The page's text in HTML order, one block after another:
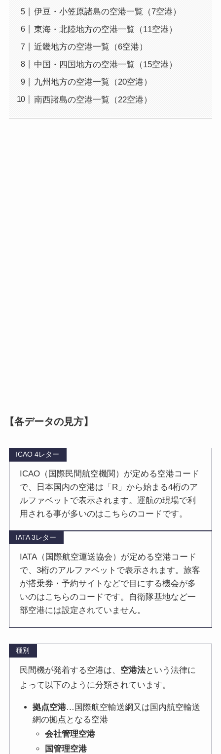
伊豆・小笠原諸島の空港一覧（7空港）
東海・北陸地方の空港一覧（11空港）
近畿地方の空港一覧（6空港）
中国・四国地方の空港一覧（15空港）
九州地方の空港一覧（20空港）
南西諸島の空港一覧（22空港）
【各データの見方】
ICAO 4レター
ICAO（国際民間航空機関）が定める空港コード
で、日本国内の空港は「R」から始まる4桁のア
ルファベットで表示されます。運航の現場で利
用される事が多いのはこちらのコードです。
IATA 3レター
IATA（国際航空運送協会）が定める空港コード
で、3桁のアルファベットで表示されます。旅客
が搭乗券・予約サイトなどで目にする機会が多
いのはこちらのコードです。自衛隊基地など一
部空港には設定されていません。
種別
民間機が発着する空港は、 空港法という法律に
よって以下のように分類されています。
拠点空港…国際航空輸送網又は国内航空輸送
網の拠点となる空港
会社管理空港
国管理空港